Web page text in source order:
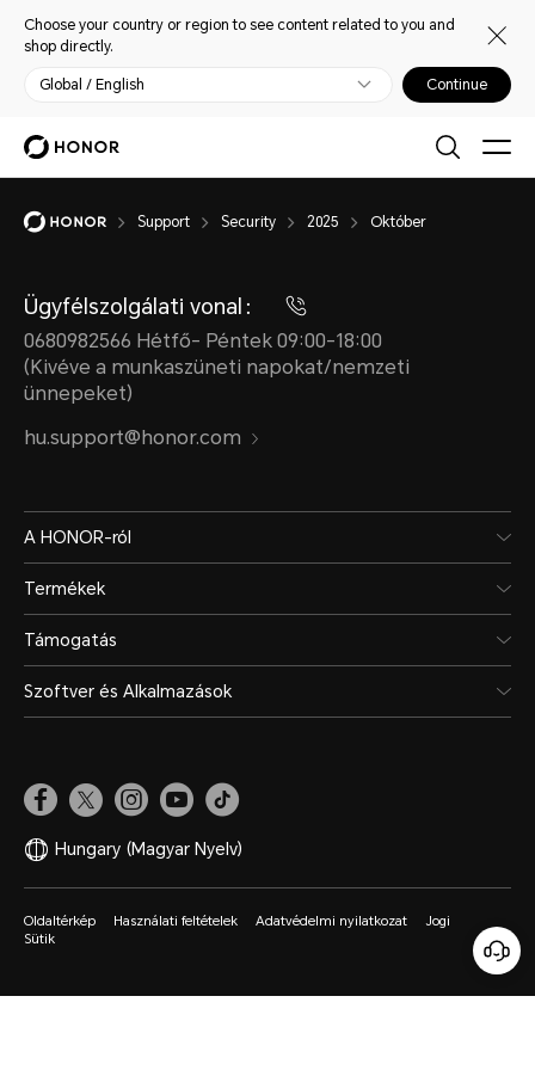
Choose your country or region to see content related to you and
shop directly.
Global / English Continue
Support Security 2025 Október
Ügyfélszolgálati vonal：
0680982566 Hétfő- Péntek 09:00-18:00
(Kivéve a munkaszüneti napokat/nemzeti
ünnepeket)
hu.support@honor.com
A HONOR-ról
Termékek
Támogatás
Szoftver és Alkalmazások
Hungary (Magyar Nyelv)
Oldaltérkép Használati feltételek Adatvédelmi nyilatkozat
Jogi
Sütik